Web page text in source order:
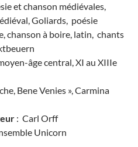
et chanson médiévales,
Goliards, poésie
chanson à boire, latin, chants
âge central, XI au XIIIe
Bene Venies », Carmina
: Carl Orff
Unicorn